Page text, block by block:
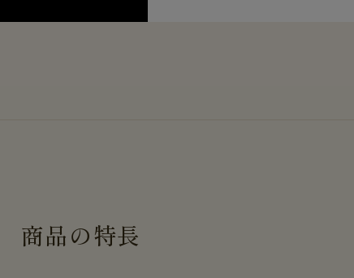
商品の特長